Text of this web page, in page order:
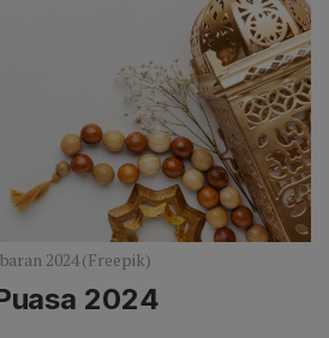
2024 (Freepik)
2024